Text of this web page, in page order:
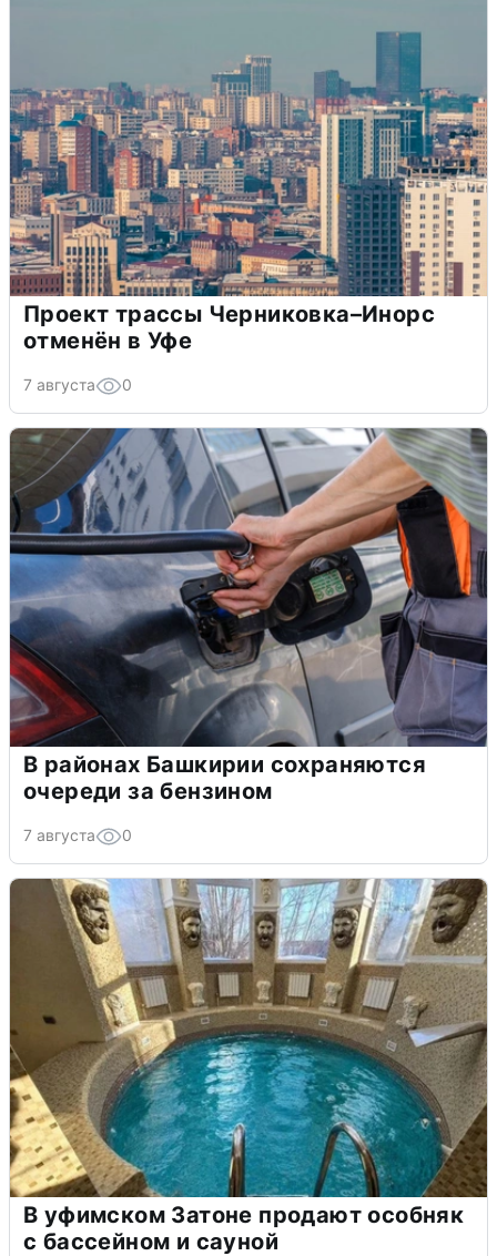
Проект трассы Черниковка–Инорс
отменён в Уфе
7 августа 0
В районах Башкирии сохраняются
очереди за бензином
7 августа 0
В уфимском Затоне продают особняк
с бассейном и сауной